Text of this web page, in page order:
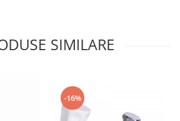
SIMILARE
-16%